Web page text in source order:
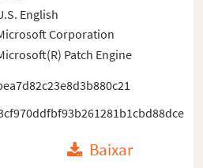
English
Corporation
Patch Engine
Baixar